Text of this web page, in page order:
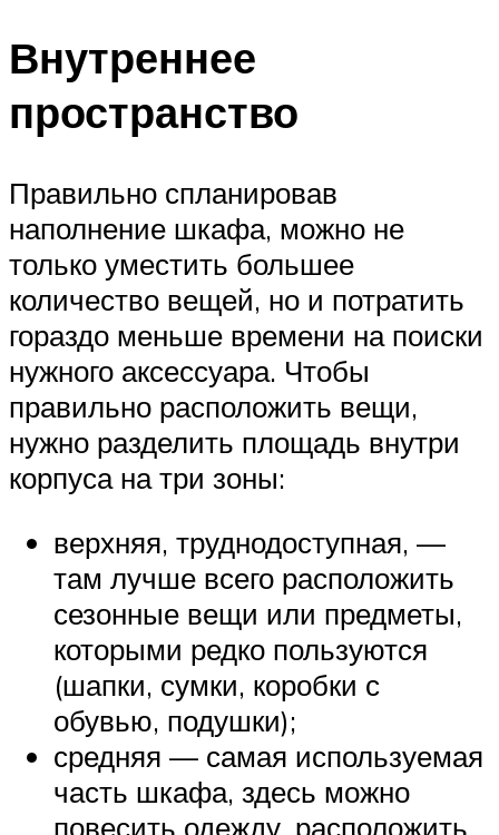
Внутреннее
пространство
Правильно спланировав
наполнение шкафа, можно не
только уместить большее
количество вещей, но и потратить
гораздо меньше времени на поиски
нужного аксессуара. Чтобы
правильно расположить вещи,
нужно разделить площадь внутри
корпуса на три зоны:
верхняя, труднодоступная, —
там лучше всего расположить
сезонные вещи или предметы,
которыми редко пользуются
(шапки, сумки, коробки с
обувью, подушки);
средняя — самая используемая
часть шкафа, здесь можно
повесить одежду, расположить